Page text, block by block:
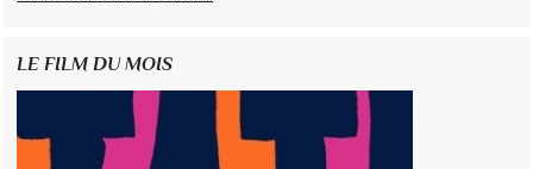
LE FILM DU MOIS